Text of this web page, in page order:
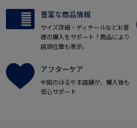
豊富な商品情報
サイズ詳細・ディテールなどお客
様の購入をサポート！商品により
店頭在庫も表示。
アフターケア
全国のはるやま店舗が、購入後も
安心サポート